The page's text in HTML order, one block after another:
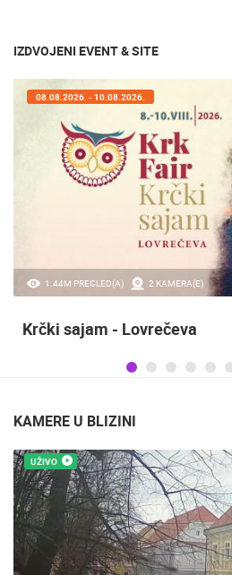
IZDVOJENI EVENT & SITE
20.97K PREGLED(A) 2 KAMERA(E)
07.08.2026. - 09.08.2026.
Sinjska alka
KAMERE U BLIZINI
UŽIVO